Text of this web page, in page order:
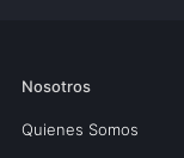
Nosotros
Quienes Somos